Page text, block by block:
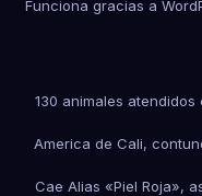
Funciona gracias a
130 animales
America de Cali,
Cae Alias «Piel Roja»,